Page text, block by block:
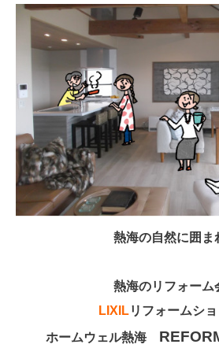
熱海の自然に囲ま
熱海のリフォーム
LIXILリフォームシ
ホームウェル熱海